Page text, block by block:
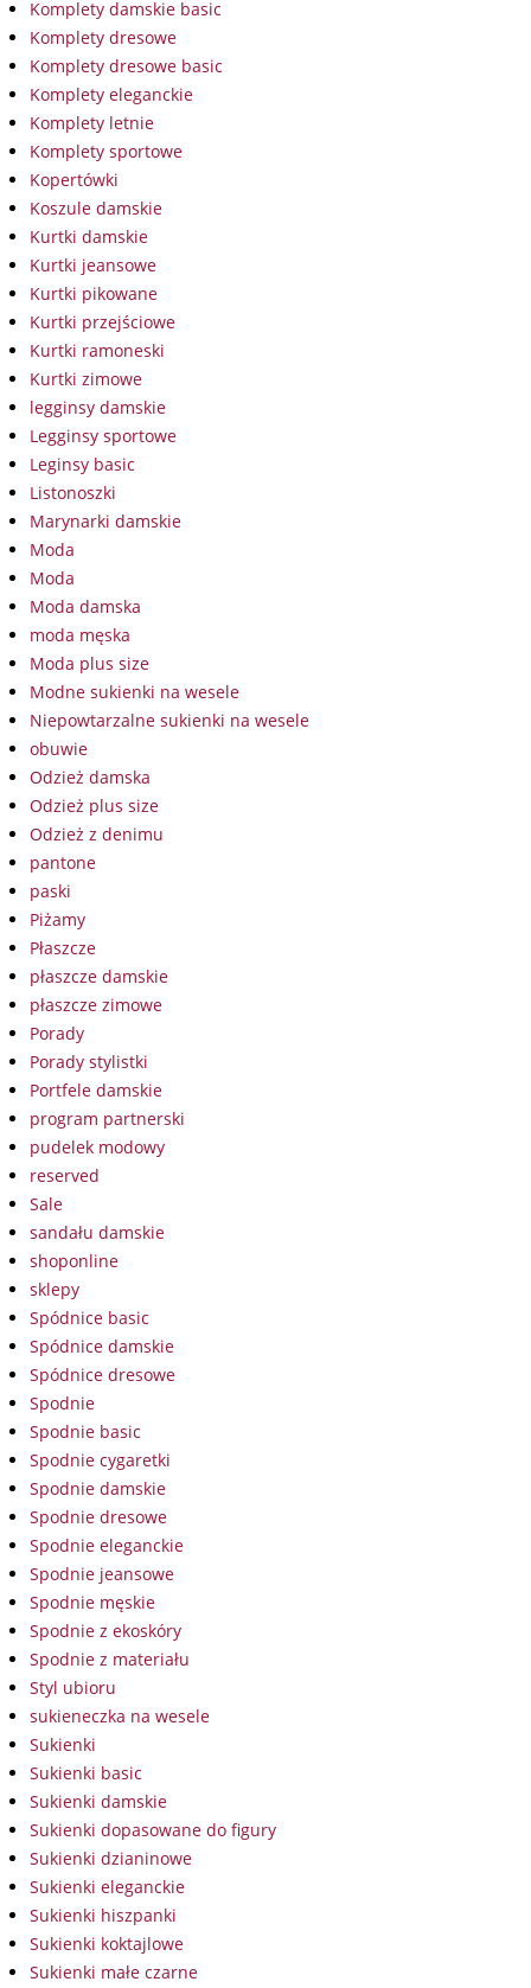
Komplety damskie basic
Komplety dresowe
Komplety dresowe basic
Komplety eleganckie
Komplety letnie
Komplety sportowe
Kopertówki
Koszule damskie
Kurtki damskie
Kurtki jeansowe
Kurtki pikowane
Kurtki przejściowe
Kurtki ramoneski
Kurtki zimowe
legginsy damskie
Legginsy sportowe
Leginsy basic
Listonoszki
Marynarki damskie
Moda
Moda
Moda damska
moda męska
Moda plus size
Modne sukienki na wesele
Niepowtarzalne sukienki na wesele
obuwie
Odzież damska
Odzież plus size
Odzież z denimu
pantone
paski
Piżamy
Płaszcze
płaszcze damskie
płaszcze zimowe
Porady
Porady stylistki
Portfele damskie
program partnerski
pudelek modowy
reserved
Sale
sandału damskie
shoponline
sklepy
Spódnice basic
Spódnice damskie
Spódnice dresowe
Spodnie
Spodnie basic
Spodnie cygaretki
Spodnie damskie
Spodnie dresowe
Spodnie eleganckie
Spodnie jeansowe
Spodnie męskie
Spodnie z ekoskóry
Spodnie z materiału
Styl ubioru
sukieneczka na wesele
Sukienki
Sukienki basic
Sukienki damskie
Sukienki dopasowane do figury
Sukienki dzianinowe
Sukienki eleganckie
Sukienki hiszpanki
Sukienki koktajlowe
Sukienki małe czarne